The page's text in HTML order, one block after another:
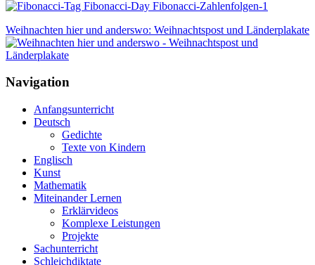
Weihnachten hier und anderswo: Weihnachtspost und Länderplakate
Navigation
Anfangsunterricht
Deutsch
Gedichte
Texte von Kindern
Englisch
Kunst
Mathematik
Miteinander Lernen
Erklärvideos
Komplexe Leistungen
Projekte
Sachunterricht
Schleichdiktate